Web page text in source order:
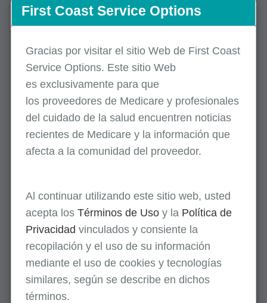
Agosto 6
Servicios de evaluación y manejo (E/M) en el
consultorio y ambulatorios: Cómo evitar
errores costosos de pagos indebidos
Parte B (Ingles)
Agosto 6
Actualizaciones de la Parte A de Medicare:
Agosto 10
Actualizaciones de la Parte B de Medicare:
(Español)
First Coast Service Options
Gracias por visitar el sitio Web de First Coast
Service Options. Este sitio Web
es exclusivamente para que
los proveedores de Medicare y profesionales
del cuidado de la salud encuentren noticias
recientes de Medicare y la información que
afecta a la comunidad del proveedor.
Al continuar utilizando este sitio web, usted
acepta los Términos de Usoy la Política de
Privacidad vinculados y consiente la
recopilación y el uso de su información
mediante el uso de cookies y tecnologías
similares, según se describe en dichos
términos.